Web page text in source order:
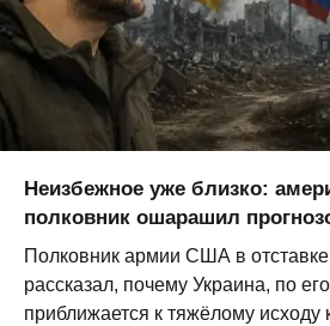
Неизбежное уже близко:
полковник ошарашил
Полковник армии США в
рассказал, почему Украина, по
приближается к тяжёлому исходу